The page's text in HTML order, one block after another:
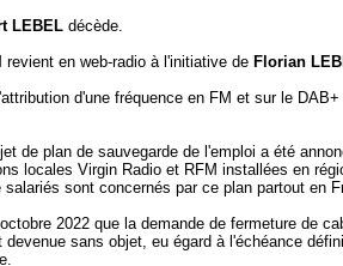
LEBEL décède.
revient en web-radio à l'initiative de Florian
d'une fréquence en FM et sur le
de plan de sauvegarde de l'emploi a été
locales Virgin Radio et RFM installées en
salariés sont concernés par ce plan partout en
2022 que la demande de fermeture de
devenue sans objet, eu égard à l'échéance